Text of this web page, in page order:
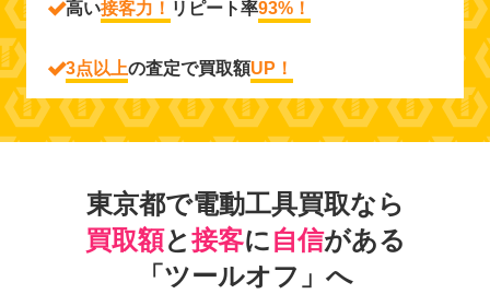
高い接客力！ リピート率93%！
3点以上の査定で買取額UP！
東京都で電動工具買取なら
買取額と接客に自信がある
「ツールオフ」へ